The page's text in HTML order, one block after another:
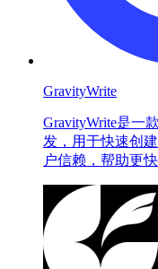
GravityWrite
GravityWrite是一
发，用于快速创
户信赖，帮助更